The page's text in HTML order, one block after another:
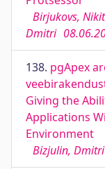
Birjukovs,
Dmitri
138. pgApex
Giving the
Applications
Environment
Bizjulin, Dmitri